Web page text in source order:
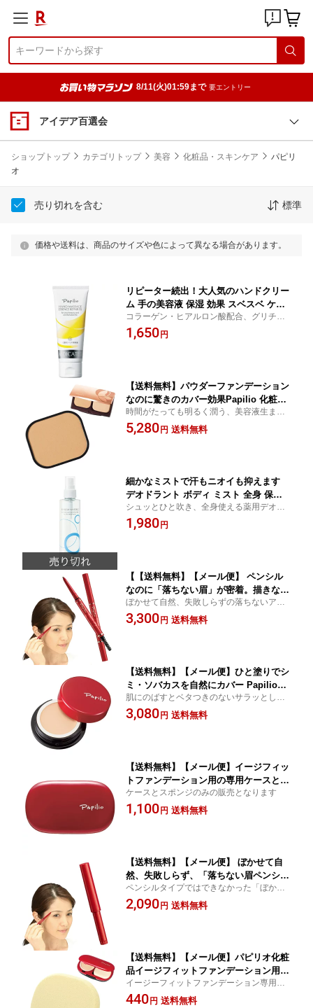
8/11(火)01:59まで 要エントリー
アイデア百選会
ショップトップ カテゴリトップ 美容 化粧品・スキンケア
パピリ
オ
売り切れを含む 標準
価格や送料は、商品のサイズや色によって異なる場合があります。
リピーター続出！大人気のハンドクリー
ム 手の美容液 保湿 効果 スベスベ ケア
アカギレ ひびわれ 血行促進 コラーゲン
ヒアルロン酸配 プレゼント 母の日 無香
コラーゲン・ヒアルロン酸配合、グリチル
リチン、ビタミンE誘導体配合
1,650 円
【送料無料】パウダーファンデーション
なのに驚きのカバー効果Papilio 化粧品
ファンデーション 皮脂予防 エイジング
ケア ファンデ 感動 植物エキス配合 コ
時間がたっても明るく潤う、美容液生まれ
のファンデーション 日中の肌をエイジング
ケアする美容成分配合 日焼けによるシミ・
5,280 円 送料無料
細かなミストで汗もニオイも抑えます
デオドラント ボディ ミスト 全身 保湿
化粧水 酷暑 猛暑 真夏 ●Papilio パピリ
オ リフレッシュウォーターG
シュッとひと吹き、全身使える薬用デオド
ラントニオイを抑えるだけでなく、保湿効
果も発揮爽やかなグリーンフローラルの香
1,980 円
【【送料無料】【メール便】 ペンシル
なのに「落ちない眉」が密着。描きなお
しできる「落ちない眉墨」です。 Papili
o パピリオ 落ちない 眉 ペンシル アイブ
ぼかせて自然、失敗しらずの落ちないアイ
ブロウ 芯が柔らかくなめらかな描き心地 定
着するまで修正自在、失敗しても簡単に描
3,300 円 送料無料
【送料無料】【メール便】ひと塗りでシ
ミ・ソバカスを自然にカバー Papilio
化粧品 コスメ ファンデーション フ
ァンデ エマルジョン シミ そばか
肌にのばすとベタつきのないサラッとした
感触に変化！
3,080 円 送料無料
【送料無料】【メール便】イージフィッ
トファンデーション用の専用ケースとス
ポンジです ●Papilio パピリオ イージ
ーフィットファンデーションケース（ス
ケースとスポンジのみの販売となります
1,100 円 送料無料
【送料無料】【メール便】 ぼかせて自
然、失敗しらず、「落ちない眉ペンシ
ル」のリフィル Papilio パピリオ 落ち
ない 眉 ペンシル アイブロウ 眉墨 リフ
ペンシルタイプではできなかった「ぼかせ
る」と「落ちない」の同時機能を実現 自然
で美しい眉のまま一日中消えない 定着する
2,090 円 送料無料
【送料無料】【メール便】パピリオ化粧
品イージフィットファンデーション用の
スポンジです Papilio パピリオ化粧品
●イージーフィットファンデーション 専
イージーフィットファンデーション専用ス
ポンジ
440 円 送料無料